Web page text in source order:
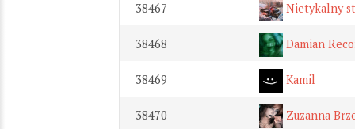
38467 Nietykalny
38468 Damian
38469 Kamil
38470 Zuzanna